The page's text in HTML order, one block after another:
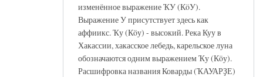
изменённое выражение ҠУ (КöУ).
Выражение У присутствует здесь как
аффиикс. Ҡу (Кöу) - высокий. Река Куу в
Хакассии, хакасское лебедь, карельское луна
обозначаются одним выражением Ҡу (Кöу).
Расшифровка названия Коварды (ҠАУАРҘЕ)